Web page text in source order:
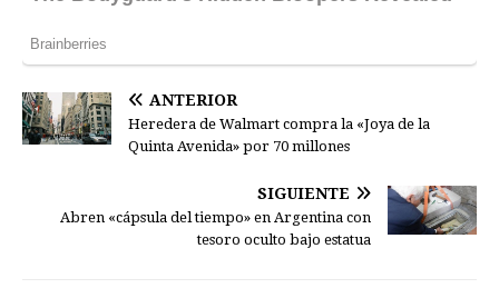
ANTERIOR
Heredera de Walmart compra la «Joya de la
Quinta Avenida» por 70 millones
SIGUIENTE
Abren «cápsula del tiempo» en Argentina con
tesoro oculto bajo estatua